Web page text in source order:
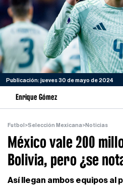
Publicación: jueves 30 de mayo de 2024
Enrique Gómez
Futbol >Selección Mexicana>Noticias
México vale 200
Bolivia, pero ¿se
Así llegan ambos equipos al